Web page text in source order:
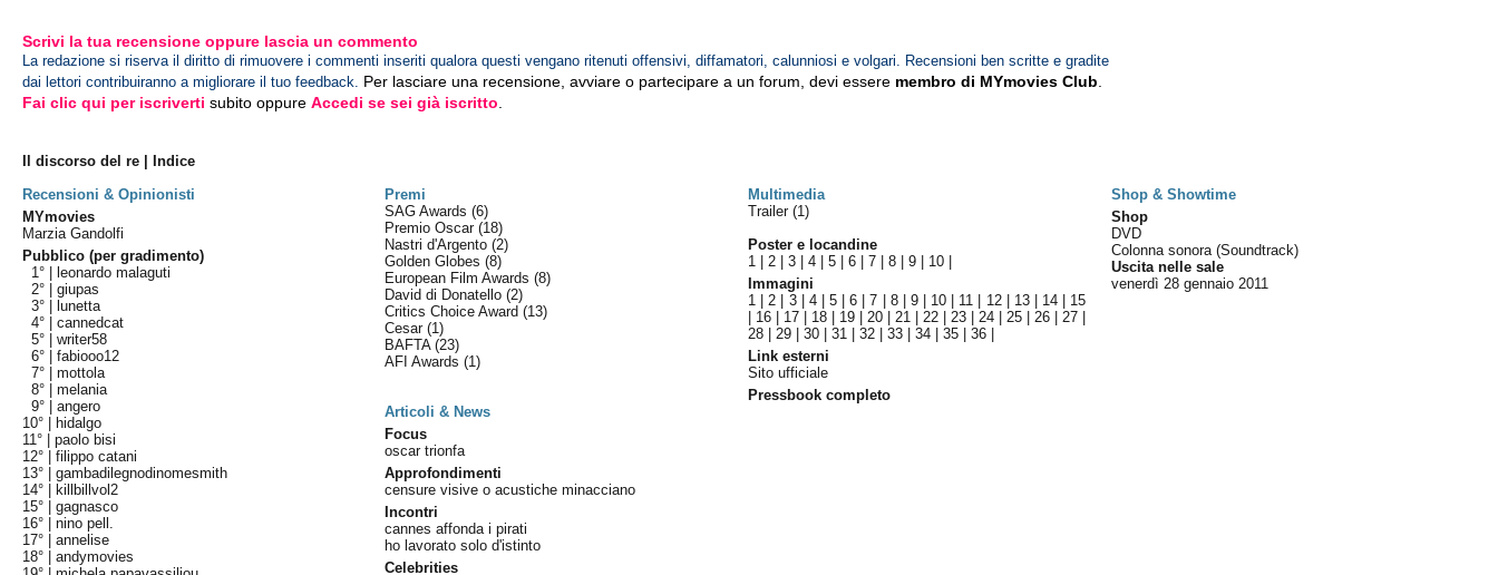
Scrivi la tua recensione oppure lascia un commento
La redazione si riserva il diritto di rimuovere i commenti inseriti qualora questi vengano ritenuti offensivi, diffamatori, calunniosi e volgari. Recensioni ben scritte e gradite
dai lettori contribuiranno a migliorare il tuo feedback. Per lasciare una recensione, avviare o partecipare a un forum, devi essere membro di MYmovies Club
Fai clic qui per iscriverti subito oppureAccedi se sei già iscritto
Il discorso del re | Indice
Recensioni & Opinionisti
Premi Multimedia
Shop & Showtime
MYmovies
Marzia Gandolfi
Pubblico (per gradimento)
1° |
leonardo malaguti
2° |giupas
3° |
lunetta
4° |cannedcat
5° |writer58
6° |fabiooo12
7° |mottola
8° |melania
9° |angero
10° |
hidalgo
11° |paolo bisi
12° |filippo catani
13° |gambadilegnodinomesmith
14° |
killbillvol2
15° |gagnasco
16° |nino pell.
17° |annelise
18° |andymovies
SAG Awards(6)
Premio Oscar(18)
Nastri d'Argento(2)
Golden Globes(8)
European Film Awards(8)
David di Donatello(2)
Critics Choice Award(13)
Cesar(1)
BAFTA(23)
AFI Awards(1)
Articoli & News
Focus
oscar trionfa
Approfondimenti
censure visive o acustiche minacciano
Incontri
cannes affonda i pirati
ho lavorato solo d'istinto
Celebrities
Trailer (1)
Poster e locandine
1 |2 |3 |4 |5 |6 |7 |8 |9 10
Immagini
1 |2 3| 4|5 |6 |7 8| 9| 10 11 12| 13| 14
15
16 17 18 19 |20 |21 |22 |23 |24 |25 |26 |27
28 |29 |30 |31 |32 |33 |34 |35 |36
Link esterni
Sito ufficiale
Pressbook completo
Shop
DVD
Colonna sonora (Soundtrack)
Uscita nelle sale
venerdì 28 gennaio 2011